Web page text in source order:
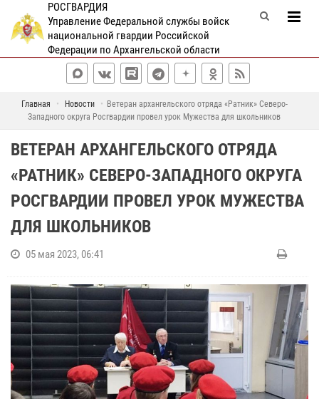
РОСГВАРДИЯ
Управление Федеральной службы войск
национальной гвардии Российской
Федерации по Архангельской области
Главная Новости
Ветеран архангельского отряда «Ратник» Северо-
Западного округа Росгвардии провел урок Мужества для школьников
ВЕТЕРАН АРХАНГЕЛЬСКОГО ОТРЯДА
«РАТНИК» СЕВЕРО-ЗАПАДНОГО ОКРУГА
РОСГВАРДИИ ПРОВЕЛ УРОК МУЖЕСТВА
ДЛЯ ШКОЛЬНИКОВ
05 мая 2023, 06:41